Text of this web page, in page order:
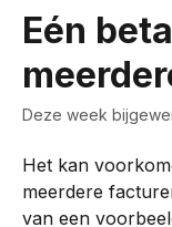
Eén
Deze week
Het kan
meerdere
van een